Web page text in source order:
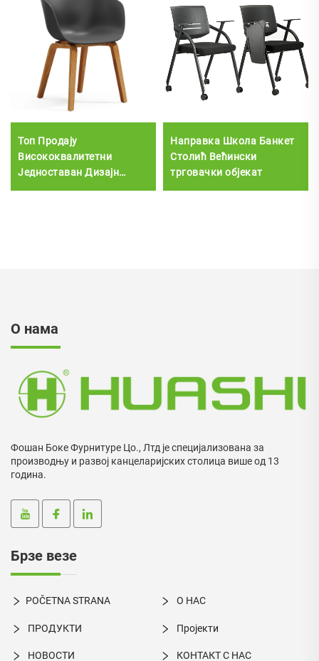
Топ Продају
Висококвалитетни
Једноставан Дизајн
Направка Школа Банкет
Столић Већински
трговачки објекат
О нама
Фошан Боке Фурнитуре Цо., Лтд је специјализована за
производњу и развој канцеларијских столица више од 13
година.
Брзе везе
POČETNA STRANA О НАС
ПРОДУКТИ Пројекти
НОВОСТИ КОНТАКТ С НАС